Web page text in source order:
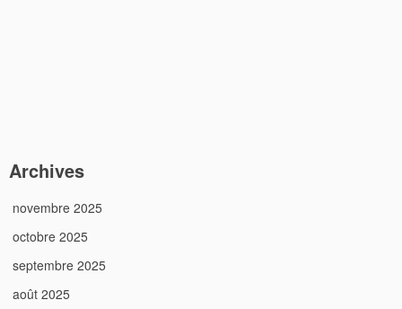
Archives
novembre 2025
octobre 2025
septembre 2025
août 2025